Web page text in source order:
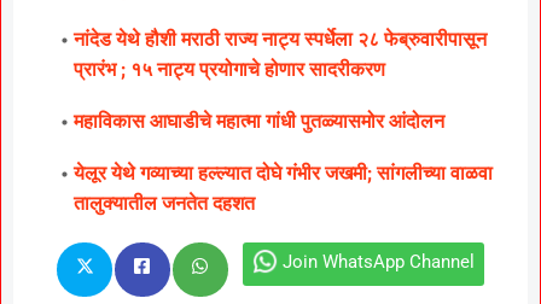
नांदेड येथे हौशी मराठी राज्य नाट्य स्पर्धेला २८ फेब्रुवारीपासून
प्रारंभ ; १५ नाट्य प्रयोगाचे होणार सादरीकरण
महाविकास आघाडीचे महात्मा गांधी पुतळ्यासमोर आंदोलन
येलूर येथे गव्याच्या हल्ल्यात दोघे गंभीर जखमी; सांगलीच्या वाळवा
तालुक्यातील जनतेत दहशत
Join WhatsApp Channel